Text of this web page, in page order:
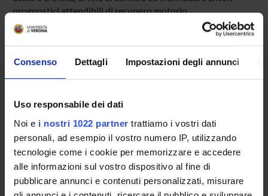
Consenso Dettagli Impostazioni degli annunci
Uso responsabile dei dati
Noi e i nostri 1022 partner trattiamo i vostri dati
personali, ad esempio il vostro numero IP, utilizzando
tecnologie come i cookie per memorizzare e accedere
alle informazioni sul vostro dispositivo al fine di
pubblicare annunci e contenuti personalizzati, misurare
prognostici attendibili di recupero motorio
Paolo Manganotti
Silvia Francesca Storti
Associate Professor